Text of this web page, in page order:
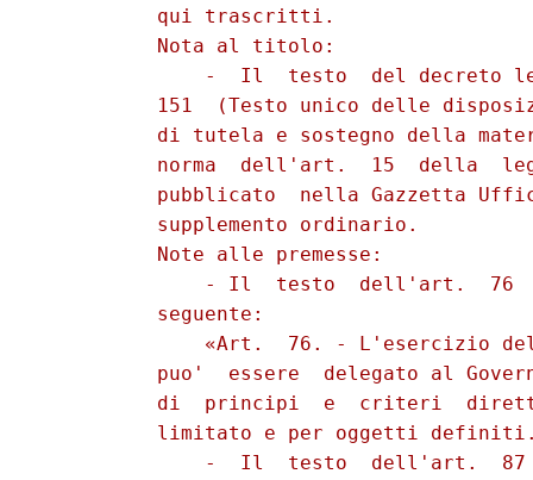
          qui trascritti.
          Nota al titolo:
-  Il  testo  del decreto
151  (Testo unico delle
di tutela e sostegno della
norma  dell'art.  15  della
pubblicato  nella Gazzetta
          supplemento ordinario.
          Note alle premesse:
- Il  testo  dell'art.  76
          seguente:
«Art.  76. - L'esercizio
puo'  essere  delegato al
di  principi  e  criteri
limitato e per oggetti
-  Il  testo  dell'art.